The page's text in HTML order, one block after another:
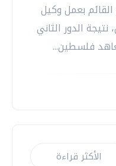
بعمل وكيل
الدور الثاني
فلسطين...
الأكثر قراءة